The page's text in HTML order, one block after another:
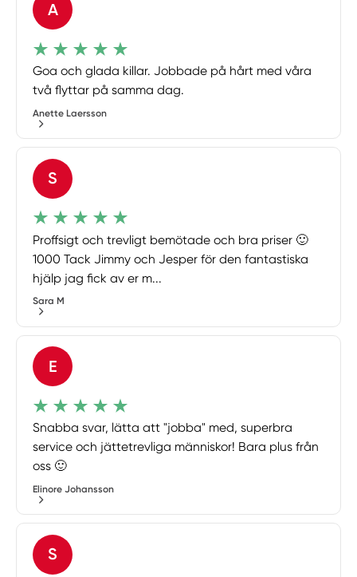
A
Goa och glada killar. Jobbade på hårt med våra
två flyttar på samma dag.
Anette Laersson
S
Proffsigt och trevligt bemötade och bra priser 🙂
1000 Tack Jimmy och Jesper för den fantastiska
hjälp jag fick av er m...
Sara M
E
Snabba svar, lätta att "jobba" med, superbra
service och jättetrevliga människor! Bara plus från
oss 🙂
Elinore Johansson
S